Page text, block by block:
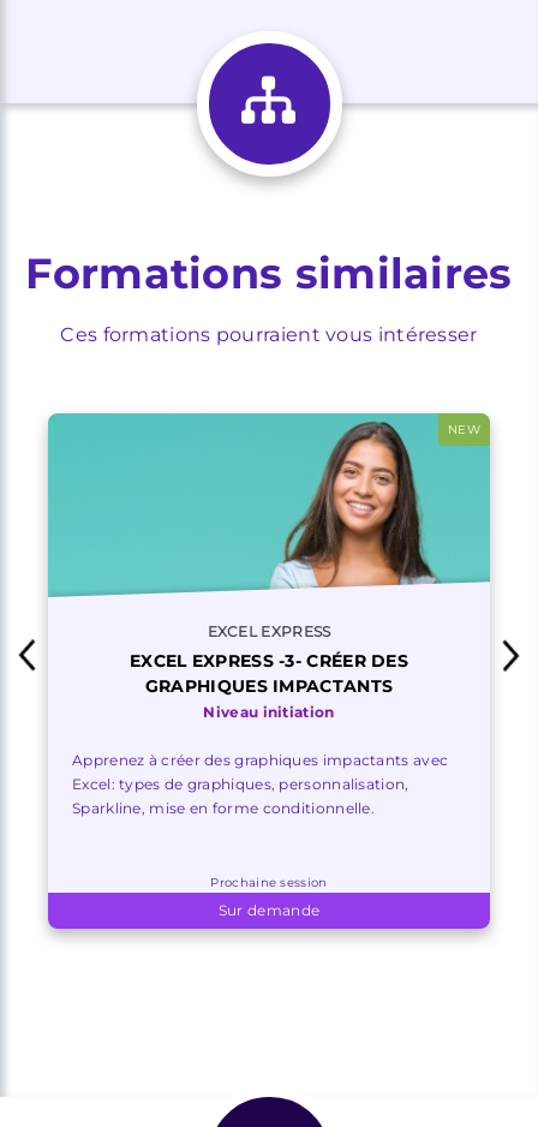
Formations similaires
Ces formations pourraient vous intéresser
NEW
EXCEL EXPRESS
EXCEL EXPRESS -3- CRÉER DES
GRAPHIQUES IMPACTANTS
Niveau initiation
Apprenez à créer des graphiques impactants avec
Excel: types de graphiques, personnalisation,
Sparkline, mise en forme conditionnelle.
Prochaine session
Sur demande